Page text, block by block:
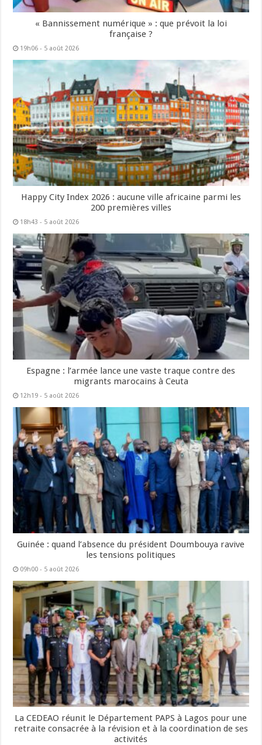
« Bannissement numérique » : que prévoit la loi
française ?
19h06 - 5 août 2026
Happy City Index 2026 : aucune ville africaine parmi les
200 premières villes
18h43 - 5 août 2026
Espagne : l’armée lance une vaste traque contre des
migrants marocains à Ceuta
12h19 - 5 août 2026
Guinée : quand l’absence du président Doumbouya ravive
les tensions politiques
09h00 - 5 août 2026
La CEDEAO réunit le Département PAPS à Lagos pour une
retraite consacrée à la révision et à la coordination de ses
activités